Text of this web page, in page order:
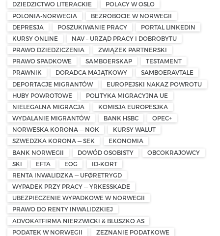
DZIEDZICTWO LITERACKIE
POLACY W OSLO
POLONIA-NORWEGIA
BEZROBOCIE W NORWEGII
DEPRESJA
POSZUKIWANIE PRACY
PORTAL LINKEDIN
KURSY ONLINE
NAV – URZĄD PRACY I DOBROBYTU
PRAWO DZIEDZICZENIA
ZWIĄZEK PARTNERSKI
PRAWO SPADKOWE
SAMBOERSKAP
TESTAMENT
PRAWNIK
DORADCA MAJĄTKOWY
SAMBOERAVTALE
DEPORTACJE MIGRANTÓW
EUROPEJSKI NAKAZ POWROTU
HUBY POWROTOWE
POLITYKA MIGRACYJNA UE
NIELEGALNA MIGRACJA
KOMISJA EUROPESJKA
WYDALANIE MIGRANTÓW
BANK HSBC
OPEC+
NORWESKA KORONA — NOK
KURSY WALUT
SZWEDZKA KORONA — SEK
EKONOMIA
BANK NORWEGII
DOWÓD OSOBISTY
OBCOKRAJOWCY
SKI
EFTA EOG
ID-KORT
RENTA INWALIDZKA — UFØRETRYGD
WYPADEK PRZY PRACY — YRKESSKADE
UBEZPIECZENIE WYPADKOWE W NORWEGII
PRAWO DO RENTY INWALIDZKIEJ
ADVOKATFIRMA NIERZWICKI & BLUSZKO AS
PODATEK W NORWEGII
ZEZNANIE PODATKOWE